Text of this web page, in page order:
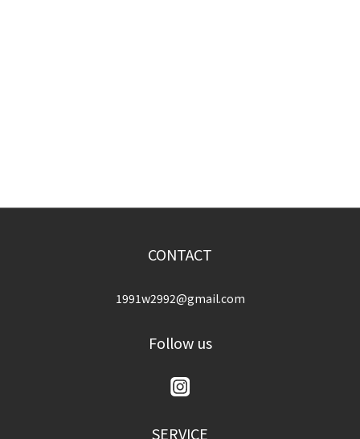
CONTACT
1991w2992@gmail.com
Follow us
SERVICE